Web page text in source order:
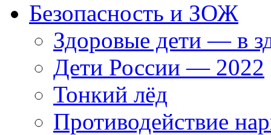
Безопасность и ЗОЖ
Здоровые дети — в
Дети России — 2022
Тонкий лёд
Противодействие